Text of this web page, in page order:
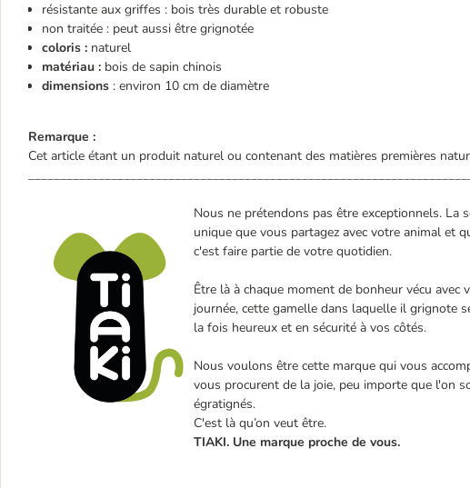
résistante aux griffes : bois très durable et robuste
non traitée : peut aussi être grignotée
coloris : naturel
matériau : bois de sapin chinois
dimensions : environ 10 cm de diamètre
Remarque :
Cet article étant un produit naturel ou contenant des matières premières
Nous ne prétendons pas être exceptionnels. La
unique que vous partagez avec votre animal et
c'est faire partie de votre quotidien.
Être là à chaque moment de bonheur vécu
journée, cette gamelle dans laquelle il grignote
la fois heureux et en sécurité à vos côtés.
Nous voulons être cette marque qui vous
vous procurent de la joie, peu importe que l'on
égratignés.
C'est là qu’on veut être.
TIAKI. Une marque proche de vous.